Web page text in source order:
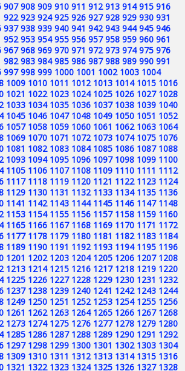
907 908 909 910 911 912 913 914 915 916
922 923 924 925 926 927 928 929 930 931
937 938 939 940 941 942 943 944 945 946
952 953 954 955 956 957 958 959 960 961
967 968 969 970 971 972 973 974 975 976
982 983 984 985 986 987 988 989 990 991
997 998 999 1000 1001 1002 1003 1004
1009 1010 1011 1012 1013 1014 1015 1016
1021 1022 1023 1024 1025 1026 1027 1028
1033 1034 1035 1036 1037 1038 1039 1040
1045 1046 1047 1048 1049 1050 1051 1052
1057 1058 1059 1060 1061 1062 1063 1064
1069 1070 1071 1072 1073 1074 1075 1076
1081 1082 1083 1084 1085 1086 1087 1088
1093 1094 1095 1096 1097 1098 1099 1100
1105 1106 1107 1108 1109 1110 1111 1112
1117 1118 1119 1120 1121 1122 1123 1124
1129 1130 1131 1132 1133 1134 1135 1136
1141 1142 1143 1144 1145 1146 1147 1148
1153 1154 1155 1156 1157 1158 1159 1160
1165 1166 1167 1168 1169 1170 1171 1172
1177 1178 1179 1180 1181 1182 1183 1184
1189 1190 1191 1192 1193 1194 1195 1196
1201 1202 1203 1204 1205 1206 1207 1208
1213 1214 1215 1216 1217 1218 1219 1220
1225 1226 1227 1228 1229 1230 1231 1232
1237 1238 1239 1240 1241 1242 1243 1244
1249 1250 1251 1252 1253 1254 1255 1256
1261 1262 1263 1264 1265 1266 1267 1268
1273 1274 1275 1276 1277 1278 1279 1280
1285 1286 1287 1288 1289 1290 1291 1292
1297 1298 1299 1300 1301 1302 1303 1304
1309 1310 1311 1312 1313 1314 1315 1316
1321 1322 1323 1324 1325 1326 1327 1328